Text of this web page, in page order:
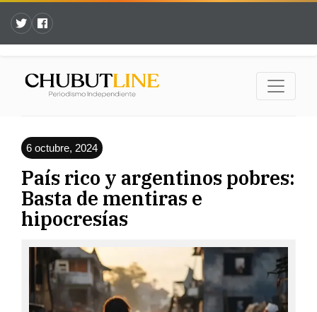
6 octubre, 2024
País rico y argentinos pobres:
Basta de mentiras e
hipocresías